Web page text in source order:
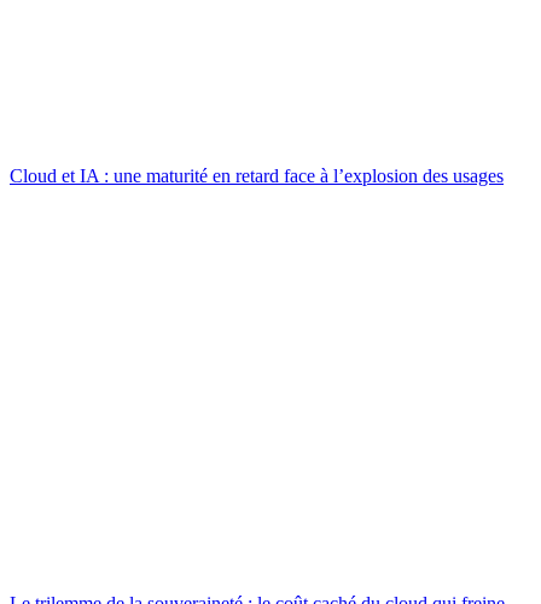
Cloud et IA : une maturité en retard face à l’explosion des usages